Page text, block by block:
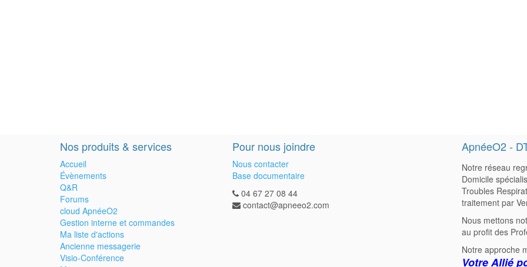
Nos produits & services
Accueil
Évènements
Q&R
Forums
cloud ApnéeO2
Gestion interne et commandes
Ma liste d'actions
Ancienne messagerie
Visio-Conférence
Pour nous joindre
Nous contacter
Base documentaire
04 67 27 08 44
contact@apneeo2.com
ApnéeO2 -
Notre réseau
Domicile
Troubles
traitement par
Nous mettons
au profit des
Notre approche
Votre Allié